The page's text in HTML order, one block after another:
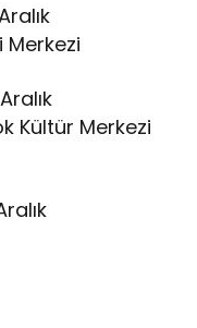
Aralık
Merkezi
10 Aralık
Kültür Merkezi